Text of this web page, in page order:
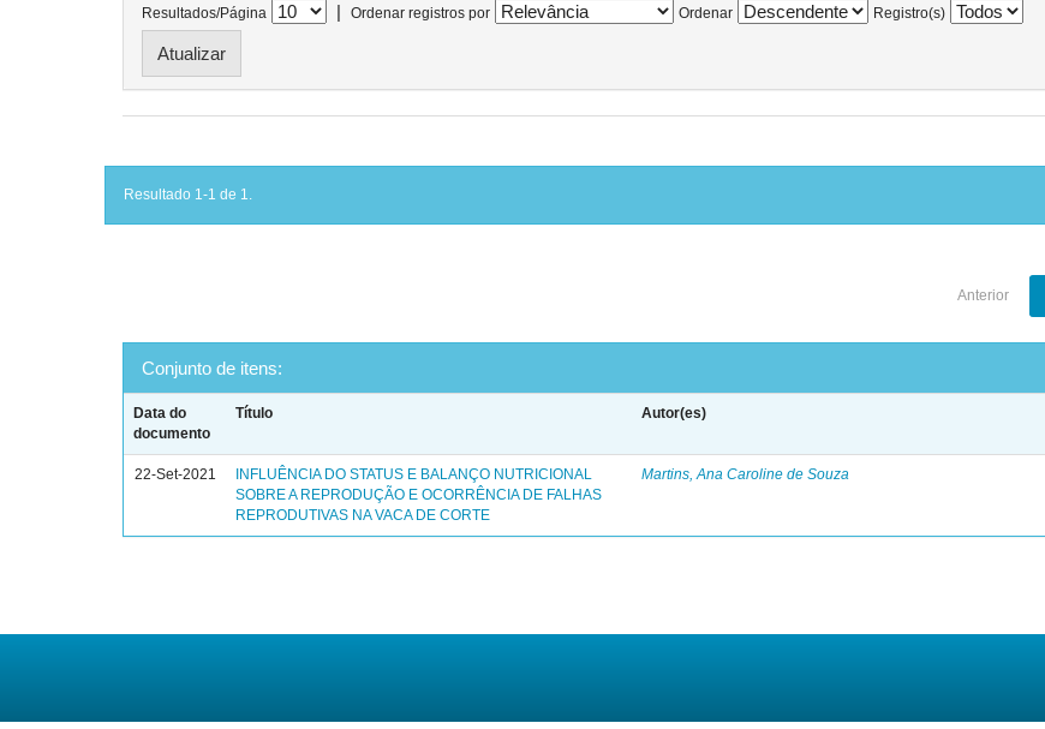
Resultados/Página | Ordenar registros por Ordenar Registro(s)
Resultado 1-1 de 1.
Anterior
Conjunto de itens:
Data do
documento
Título Autor(es)
22-Set-2021
INFLUÊNCIA DO STATUS E BALANÇO NUTRICIONAL
SOBRE A REPRODUÇÃO E OCORRÊNCIA DE FALHAS
REPRODUTIVAS NA VACA DE CORTE
Martins, Ana Caroline de Souza